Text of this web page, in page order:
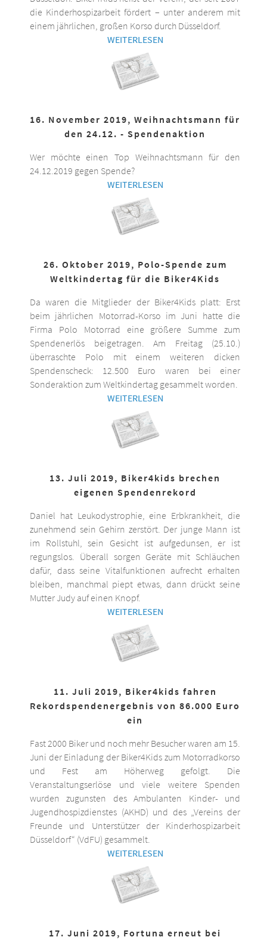
die Kinderhospizarbeit fördert – unter anderem mit
einem jährlichen, großen Korso durch Düsseldorf.
WEITERLESEN
16. November 2019, Weihnachtsmann für
den 24.12. - Spendenaktion
Wer möchte einen Top Weihnachtsmann für den
24.12.2019 gegen Spende?
WEITERLESEN
26. Oktober 2019, Polo-Spende zum
Weltkindertag für die Biker4Kids
Da waren die Mitglieder der Biker4Kids platt: Erst
beim jährlichen Motorrad-Korso im Juni hatte die
Firma Polo Motorrad eine größere Summe zum
Spendenerlös beigetragen. Am Freitag (25.10.)
überraschte Polo mit einem weiteren dicken
Spendenscheck: 12.500 Euro waren bei einer
Sonderaktion zum Weltkindertag gesammelt worden.
WEITERLESEN
13. Juli 2019, Biker4kids brechen
eigenen Spendenrekord
Daniel hat Leukodystrophie, eine Erbkrankheit, die
zunehmend sein Gehirn zerstört. Der junge Mann ist
im Rollstuhl, sein Gesicht ist aufgedunsen, er ist
regungslos. Überall sorgen Geräte mit Schläuchen
dafür, dass seine Vitalfunktionen aufrecht erhalten
bleiben, manchmal piept etwas, dann drückt seine
Mutter Judy auf einen Knopf.
WEITERLESEN
11. Juli 2019, Biker4kids fahren
Rekordspendenergebnis von 86.000 Euro
ein
Fast 2000 Biker und noch mehr Besucher waren am 15.
Juni der Einladung der Biker4Kids zum Motorradkorso
und Fest am Höherweg gefolgt. Die
Veranstaltungserlöse und viele weitere Spenden
wurden zugunsten des Ambulanten Kinder- und
Jugendhospizdienstes (AKHD) und des „Vereins der
Freunde und Unterstützer der Kinderhospizarbeit
Düsseldorf“ (VdFU) gesammelt.
WEITERLESEN
17. Juni 2019, Fortuna erneut bei